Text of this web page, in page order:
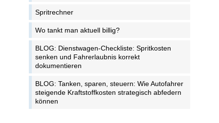
Spritrechner
Wo tankt man aktuell billig?
BLOG: Dienstwagen-Checkliste: Spritkosten
senken und Fahrerlaubnis korrekt
dokumentieren
BLOG: Tanken, sparen, steuern: Wie Autofahrer
steigende Kraftstoffkosten strategisch abfedern
können